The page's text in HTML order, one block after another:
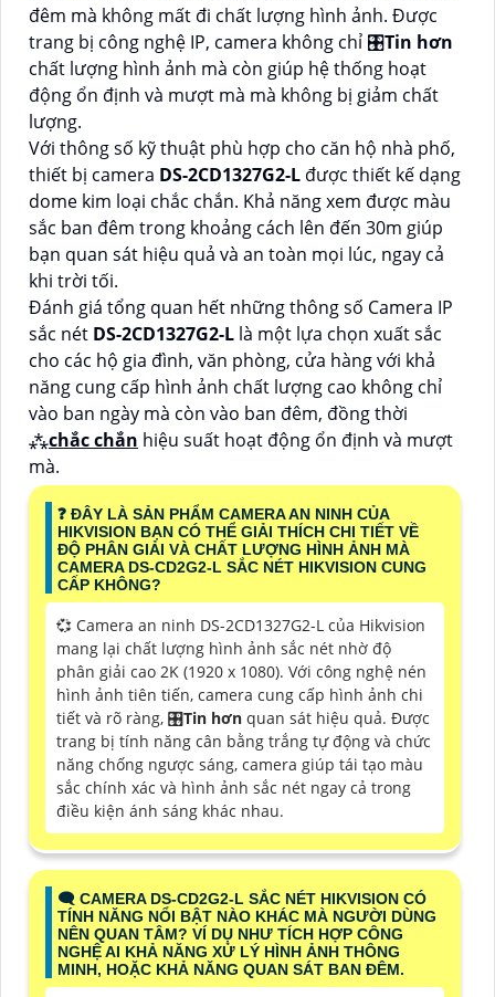
đêm mà không mất đi chất lượng hình ảnh. Được
trang bị công nghệ IP, camera không chỉ 🎛Tin hơn
chất lượng hình ảnh mà còn giúp hệ thống hoạt
động ổn định và mượt mà mà không bị giảm chất
lượng.
Với thông số kỹ thuật phù hợp cho căn hộ nhà phố,
thiết bị camera DS-2CD1327G2-L được thiết kế dạng
dome kim loại chắc chắn. Khả năng xem được màu
sắc ban đêm trong khoảng cách lên đến 30m giúp
bạn quan sát hiệu quả và an toàn mọi lúc, ngay cả
khi trời tối.
Đánh giá tổng quan hết những thông số Camera IP
sắc nét DS-2CD1327G2-L là một lựa chọn xuất sắc
cho các hộ gia đình, văn phòng, cửa hàng với khả
năng cung cấp hình ảnh chất lượng cao không chỉ
vào ban ngày mà còn vào ban đêm, đồng thời
⁂chắc chắn hiệu suất hoạt động ổn định và mượt
mà.
❓ ĐÂY LÀ SẢN PHẨM CAMERA AN NINH CỦA
HIKVISION BẠN CÓ THỂ GIẢI THÍCH CHI TIẾT VỀ
ĐỘ PHÂN GIẢI VÀ CHẤT LƯỢNG HÌNH ẢNH MÀ
CAMERA DS-CD2G2-L SẮC NÉT HIKVISION CUNG
CẤP KHÔNG?
💞 Camera an ninh DS-2CD1327G2-L của Hikvision
mang lại chất lượng hình ảnh sắc nét nhờ độ
phân giải cao 2K (1920 x 1080). Với công nghệ nén
hình ảnh tiên tiến, camera cung cấp hình ảnh chi
tiết và rõ ràng, 🎛Tin hơn quan sát hiệu quả. Được
trang bị tính năng cân bằng trắng tự động và chức
năng chống ngược sáng, camera giúp tái tạo màu
sắc chính xác và hình ảnh sắc nét ngay cả trong
điều kiện ánh sáng khác nhau.
🗨️ CAMERA DS-CD2G2-L SẮC NÉT HIKVISION CÓ
TÍNH NĂNG NỔI BẬT NÀO KHÁC MÀ NGƯỜI DÙNG
NÊN QUAN TÂM? VÍ DỤ NHƯ TÍCH HỢP CÔNG
NGHỆ AI KHẢ NĂNG XỬ LÝ HÌNH ẢNH THÔNG
MINH, HOẶC KHẢ NĂNG QUAN SÁT BAN ĐÊM.